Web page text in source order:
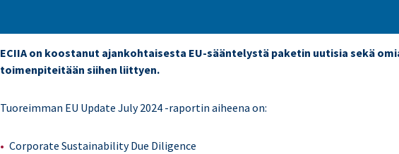
ECIIA on koostanut ajankohtaisesta EU-sääntelystä paketin uutisia sekä
toimenpiteitään siihen liittyen.
Tuoreimman EU Update July 2024 -raportin aiheena on:
Corporate Sustainability Due Diligence